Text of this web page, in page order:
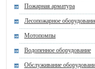
Пожарная арматура
Лесопожарное
Мотопомпы
Водопенное оборудование
Обслуживание